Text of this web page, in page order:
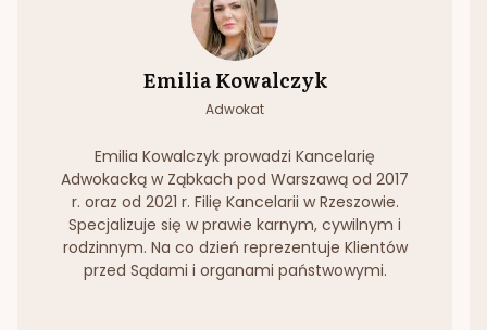
Emilia Kowalczyk
Adwokat
Emilia Kowalczyk prowadzi Kancelarię
Adwokacką w Ząbkach pod Warszawą od 2017
r. oraz od 2021 r. Filię Kancelarii w Rzeszowie.
Specjalizuje się w prawie karnym, cywilnym i
rodzinnym. Na co dzień reprezentuje Klientów
przed Sądami i organami państwowymi.